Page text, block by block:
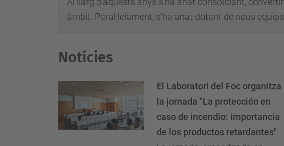
àmbit. Paral·lelament, s’ha anat dotant de nous
Notícies
El Laboratori del Foc organitza
la jornada "La protección en
caso de incendio: importancia
de los productos retardantes"